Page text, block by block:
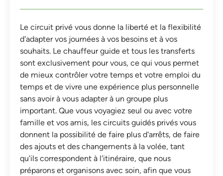
Le circuit privé vous donne la liberté et la flexibilité
d'adapter vos journées à vos besoins et à vos
souhaits. Le chauffeur guide et tous les transferts
sont exclusivement pour vous, ce qui vous permet
de mieux contrôler votre temps et votre emploi du
temps et de vivre une expérience plus personnelle
sans avoir à vous adapter à un groupe plus
important. Que vous voyagiez seul ou avec votre
famille et vos amis, les circuits guidés privés vous
donnent la possibilité de faire plus d'arrêts, de faire
des ajouts et des changements à la volée, tant
qu'ils correspondent à l'itinéraire, que nous
préparons et organisons avec soin, afin que vous